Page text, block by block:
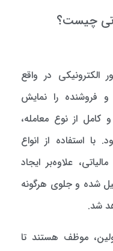
چیست؟
الکترونیکی در واقع
فروشنده را نمایش
از نوع معامله،
استفاده از انواع
علاوه‌بر ایجاد
شده و جلوی هرگونه
شد.
تمامی مشمولین، موظف هستند تا